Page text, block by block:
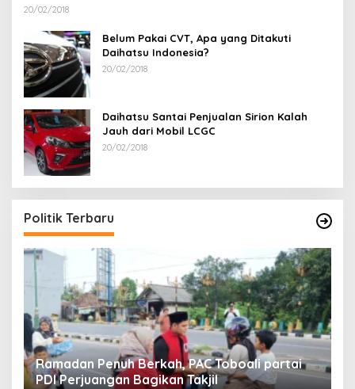
20/02/2018
Belum Pakai CVT, Apa yang Ditakuti
Daihatsu Indonesia?
20/02/2018
Daihatsu Santai Penjualan Sirion Kalah
Jauh dari Mobil LCGC
20/02/2018
Politik Terbaru
Ramadan Penuh Berkah, PAC Toboali partai
PDI Perjuangan Bagikan Takjil